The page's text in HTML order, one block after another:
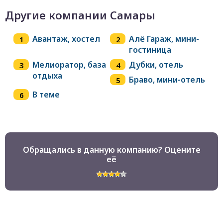
Другие компании Самары
Авантаж, хостел
Алё Гараж, мини-
гостиница
Мелиоратор, база
отдыха
Дубки, отель
Браво, мини-отель
В теме
Обращались в данную компанию? Оцените
её